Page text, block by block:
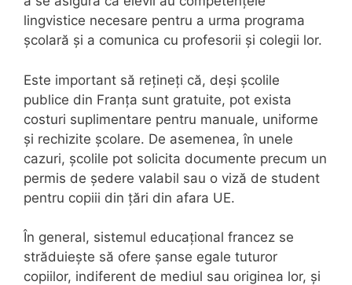
lingvistice necesare pentru a urma programa
școlară și a comunica cu profesorii și colegii lor.
Este important să rețineți că, deși școlile
publice din Franța sunt gratuite, pot exista
costuri suplimentare pentru manuale, uniforme
și rechizite școlare. De asemenea, în unele
cazuri, școlile pot solicita documente precum un
permis de ședere valabil sau o viză de student
pentru copiii din țări din afara UE.
În general, sistemul educațional francez se
străduiește să ofere șanse egale tuturor
copiilor, indiferent de mediul sau originea lor, și